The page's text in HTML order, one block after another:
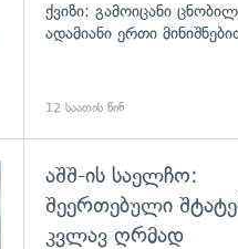
ქვიზი: გამოიცანი
ადამიანი ერთი
12 საათის წინ
გადახედვა
აშშ-ის საელჩო:
შეერთებული
კვლავ ღრმად